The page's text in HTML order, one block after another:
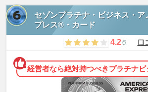
セゾンプラチナ・ビジネス・ア
プレス®・カード
4.2点 口
経営者なら絶対持つべきプラチナビ